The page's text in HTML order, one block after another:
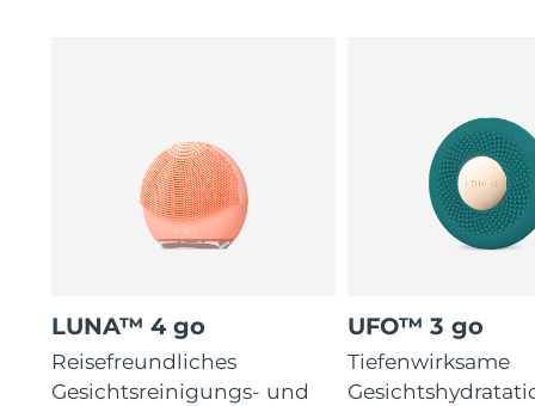
LUNA™ 4 go
Reisefreundliches
Gesichtsreinigungs- und
UFO™ 3 go
Tiefenwirksame